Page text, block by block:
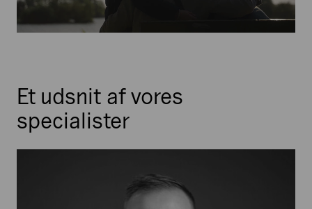
Et udsnit af vores
specialister